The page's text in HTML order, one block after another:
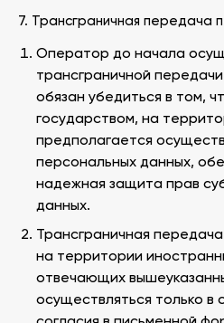
7. Трансграничная передача
Оператор до начала
трансграничной
обязан убедиться в том,
государством, на
предполагается
персональных данных,
надежная защита прав
данных.
Трансграничная
на территории
отвечающих
осуществляться только в